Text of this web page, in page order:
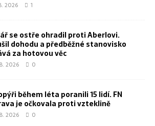
2026 1
se ostře ohradil proti Aberlovi.
dohodu a předběžné stanovisko
za hotovou věc
2026 0
během léta poranili 15 lidí. FN
je očkovala proti vzteklině
2026 0